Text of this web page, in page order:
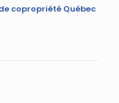
copropriété Québec